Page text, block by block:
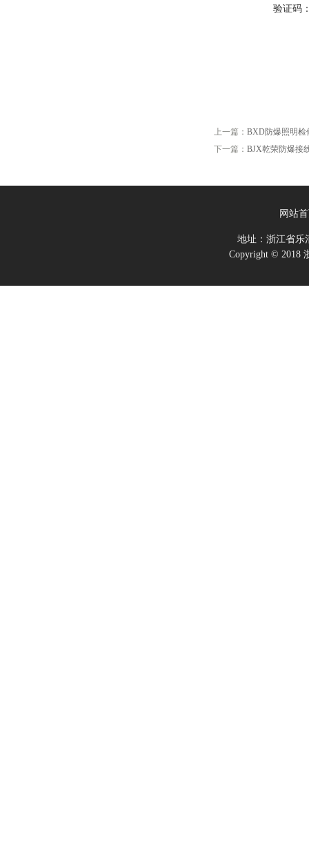
验证码
上一篇： BXD防爆照明检
下一篇： BJX乾荣防爆接
网站
地址：浙江省
Copyright © 2018